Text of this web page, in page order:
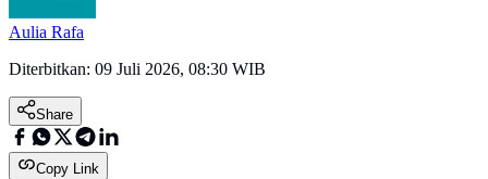
Aulia Rafa
Diterbitkan: 09 Juli 2026, 08:30 WIB
Share
Copy Link